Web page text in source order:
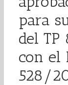
para
del TP
con el
528/